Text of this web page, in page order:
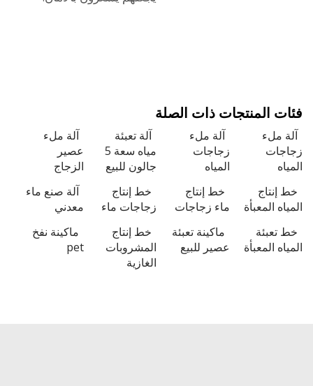
المنتجات ذات الصلة
ملء
آلة ملء
زجاجات
آلة تعبئة
مياه سعة 5
جالون للبيع
آلة ملء
عصير
الزجاج
المعبأة
خط إنتاج
ماء زجاجات
خط إنتاج
زجاجات ماء
آلة صنع ماء
معدني
المعبأة
ماكينة تعبئة
عصير للبيع
خط إنتاج
المشروبات
ماكينة نفخ
pet